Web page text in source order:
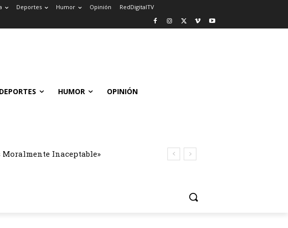
Deportes Humor Opinión RedDigitalTV
DEPORTES HUMOR OPINIÓN
Moralmente Inaceptable»